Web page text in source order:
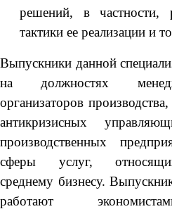
решений, в частности,
тактики ее реализации и
Выпускники данной
на должностях
организаторов
антикризисных
производственных
сферы услуг,
среднему бизнесу.
работают